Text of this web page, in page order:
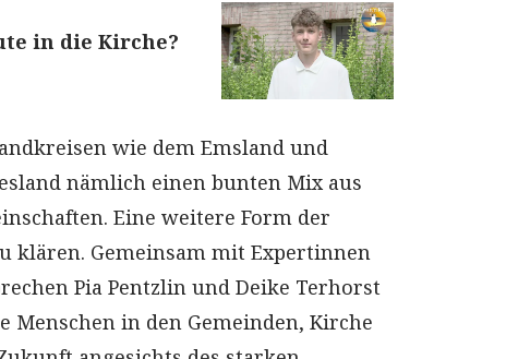
in die Kirche?
wie dem Emsland und
nämlich einen bunten Mix aus
Eine weitere Form der
klären. Gemeinsam mit Expertinnen
Pia Pentzlin und Deike Terhorst
in den Gemeinden, Kirche